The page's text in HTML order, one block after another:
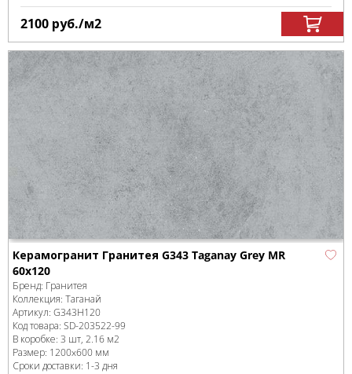
2100 руб./м2
Керамогранит Гранитея G343 Taganay Grey MR
60x120
Бренд: Гранитея
Коллекция: Таганай
Артикул: G343Н120
Код товара: SD-203522-99
В коробке: 3 шт, 2.16 м2
Размер: 1200x600 мм
Сроки доставки: 1-3 дня